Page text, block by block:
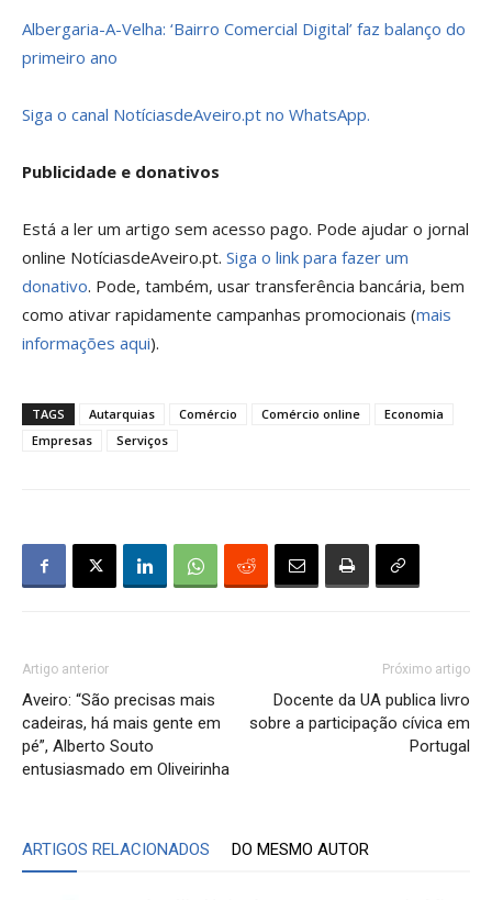
Albergaria-A-Velha: ‘Bairro Comercial Digital’ faz balanço do
primeiro ano
Siga o canal NotíciasdeAveiro.pt no WhatsApp.
Publicidade e donativos
Está a ler um artigo sem acesso pago. Pode ajudar o jornal
online NotíciasdeAveiro.pt. Siga o link para fazer um
donativo. Pode, também, usar transferência bancária, bem
como ativar rapidamente campanhas promocionais (mais
informações aqui).
TAGS Autarquias Comércio Comércio online
Economia
Empresas
Serviços
Artigo anterior
Aveiro: “São precisas mais
cadeiras, há mais gente em
pé”, Alberto Souto
entusiasmado em Oliveirinha
Próximo artigo
Docente da UA publica livro
sobre a participação cívica em
Portugal
ARTIGOS RELACIONADOS DO MESMO AUTOR